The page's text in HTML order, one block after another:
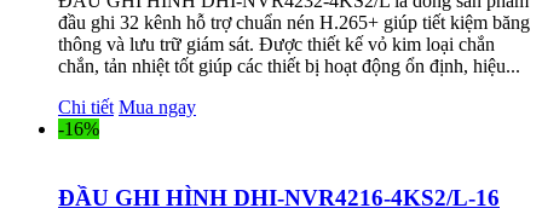
đầu ghi 32 kênh hỗ trợ chuẩn nén H.265+ giúp tiết kiệm băng
thông và lưu trữ giám sát. Được thiết kế vỏ kim loại chắn
chắn, tản nhiệt tốt giúp các thiết bị hoạt động ổn định, hiệu...
Chi tiết Mua ngay
-16%
ĐẦU GHI HÌNH DHI-NVR4216-4KS2/L-16